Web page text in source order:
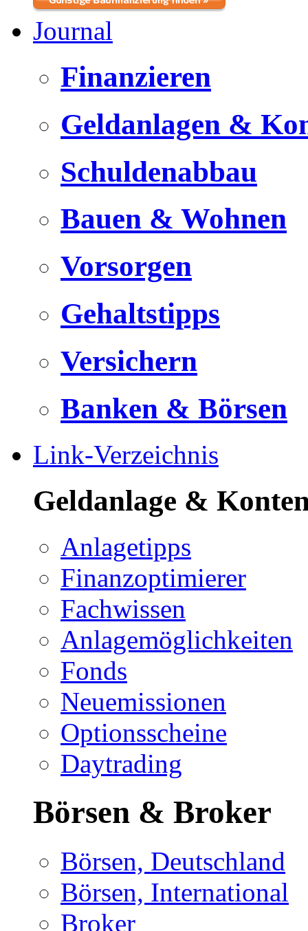
Journal
Finanzieren
Geldanlagen &
Schuldenabbau
Bauen & Wohnen
Vorsorgen
Gehaltstipps
Versichern
Banken & Börsen
Link-Verzeichnis
Geldanlage &
Anlagetipps
Finanzoptimierer
Fachwissen
Anlagemöglichkeiten
Fonds
Neuemissionen
Optionsscheine
Daytrading
Börsen & Broker
Börsen, Deutschland
Börsen, International
Broker